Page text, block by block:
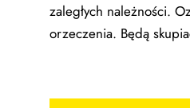
zaległych należności.
orzeczenia. Będą